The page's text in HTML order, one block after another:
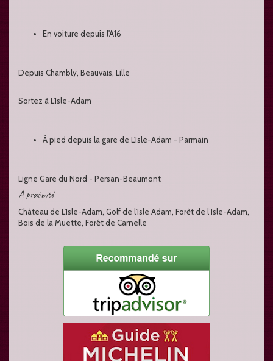
En voiture depuis l'A16
Depuis Chambly, Beauvais, Lille
Sortez à L'Isle-Adam
À pied depuis la gare de L'Isle-Adam - Parmain
Ligne Gare du Nord - Persan-Beaumont
À proximité
Château de L'Isle-Adam, Golf de l'Isle Adam, Forêt de l’Isle-Adam,
Bois de la Muette, Forêt de Carnelle